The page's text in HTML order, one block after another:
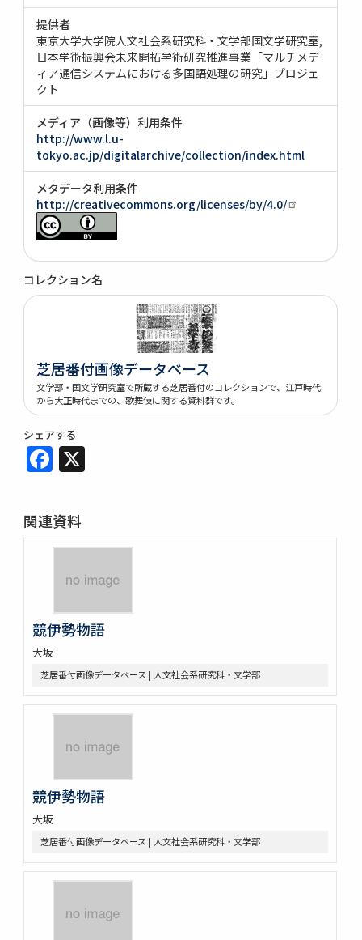
提供者
東京大学大学院人文社会系研究科・文学部国文学研究室
日本学術振興会未来開拓学術研究推進事業「マルチメデ
ィア通信システムにおける多国語処理の研究」プロジェ
クト
メディア（画像等）利用条件
http://www.l.u-
tokyo.ac.jp/digitalarchive/collection/index.html
メタデータ利用条件
http://creativecommons.org/licenses/by/4.0/
コレクション名
芝居番付画像データベース
文学部・国文学研究室で所蔵する芝居番付のコレクションで、江戸時代
から大正時代までの、歌舞伎に関する資料群です。
シェアする
Facebook
関連資料
競伊勢物語
大坂
芝居番付画像データベース | 人文社会系研究科・文学部
競伊勢物語
大坂
芝居番付画像データベース | 人文社会系研究科・文学部